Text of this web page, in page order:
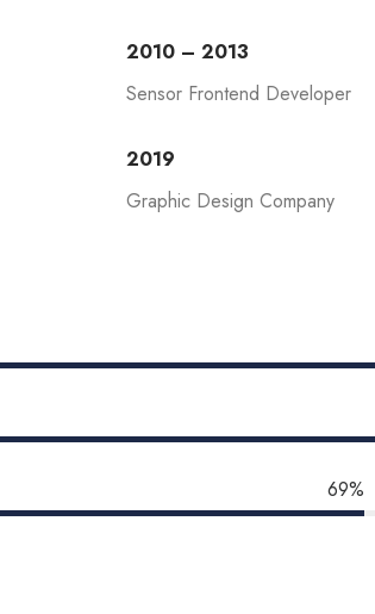
2010 – 2013
Sensor Frontend Developer
2019
Graphic Design Company
69%